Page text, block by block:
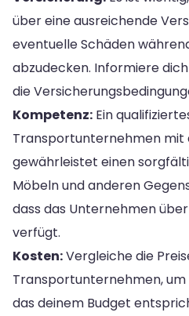
über eine ausreichende
eventuelle Schäden
abzudecken. Informiere
die
Kompetenz: Ein
Transportunternehmen mit
gewährleistet einen
Möbeln und anderen
dass das Unternehmen
verfügt.
Kosten:Vergleiche die
Transportunternehmen, um
das deinem Budget